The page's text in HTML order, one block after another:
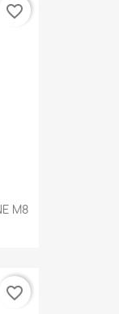
M8
favorite_border
favorite_border